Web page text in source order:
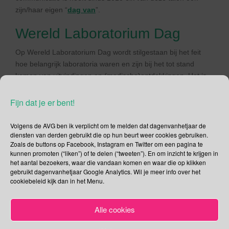
Fijn dat je er bent!
Volgens de AVG ben ik verplicht om te melden dat dagenvanhetjaar de
diensten van derden gebruikt die op hun beurt weer cookies gebruiken.
Zoals de buttons op Facebook, Instagram en Twitter om een pagina te
kunnen promoten (“liken”) of te delen (“tweeten”). En om inzicht te krijgen in
het aantal bezoekers, waar die vandaan komen en waar die op klikken
gebruikt dagenvanhetjaar Google Analytics. Wil je meer info over het
cookiebeleid kijk dan in het Menu.
Alle cookies
zijn/haar eigen “dag van”.
Wereld Laboratorium Dag
Op Wereld Laboratorium Dag wordt stilgestaan bij het feit
hoe belangrijk laboratoria waren en zijn bij het tot stand
komen van uitvindingen en (medische)ontdekkingen. Het is
grootste voorbeeld hiervan is wellicht het creëren van
Internationale Marconi Dag
Elk jaar wordt op de geboortedag van Marconi de grote rol
die hij bij de uitvinding van de radio heeft gehad herdacht.
Op de dichtstbijzijnde zaterdag van zijn geboortedag maken
technieken wereldwijd verbindingen met historische Marconi